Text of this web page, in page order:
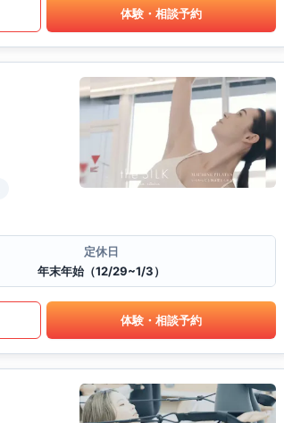
体験・相談予約
定休日
年末年始（12/29~1/3）
体験・相談予約